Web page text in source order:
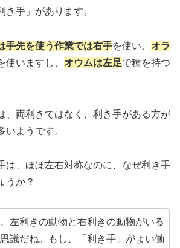
き手」があります。
手先を使う作業では右手を使い、 オラ
使いますし、 オウムは左足で種を持つ
、両利きではなく、利き手がある方が
いようです。
は、ほぼ左右対称なのに、なぜ利き手
うか？
左利きの動物と右利きの動物がいる
議だね。もし、「利き手」がよい働